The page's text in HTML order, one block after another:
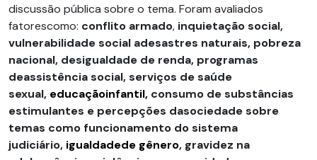
discussão pública sobre o tema. Foram avaliados
fatorescomo: conflito armado, inquietação social,
vulnerabilidade social adesastres naturais, pobreza
nacional, desigualdade de renda, programas
deassistência social, serviços de saúde
sexual, educaçãoinfantil, consumo de substâncias
estimulantes e percepções dasociedade sobre
temas como funcionamento do sistema
judiciário, igualdadede gênero, gravidez na